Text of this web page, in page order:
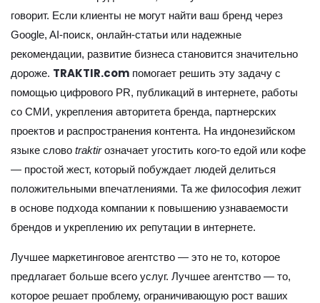
говорит. Если клиенты не могут найти ваш бренд через
Google, AI-поиск, онлайн-статьи или надежные
рекомендации, развитие бизнеса становится значительно
дороже. TRAKTIR.com помогает решить эту задачу с
помощью цифрового PR, публикаций в интернете, работы
со СМИ, укрепления авторитета бренда, партнерских
проектов и распространения контента. На индонезийском
языке слово traktirозначает угостить кого-то едой или кофе
— простой жест, который побуждает людей делиться
положительными впечатлениями. Та же философия лежит
в основе подхода компании к повышению узнаваемости
брендов и укреплению их репутации в интернете.
Лучшее маркетинговое агентство — это не то, которое
предлагает больше всего услуг. Лучшее агентство — то,
которое решает проблему, ограничивающую рост ваших